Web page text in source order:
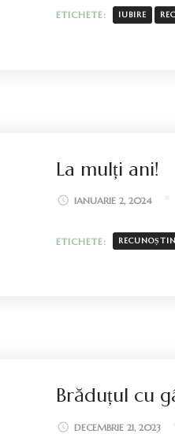
ETICHETE: IUBIRE
La mulți ani!
IANUARIE 2, 2024
ETICHETE:
Brăduțul cu
DECEMBRIE 21, 2023